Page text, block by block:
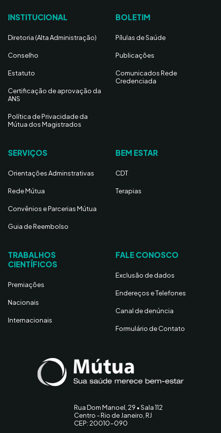
INSTITUCIONAL
Diretoria (Alta Administração)
Conselho
Estatuto
Certificação de aprovação da
ANS
Política de Privacidade da
Mútua dos Magistrados
BOLETIM
Pílulas de Saúde
Publicações
Comunicados Rede
Credenciada
SERVIÇOS
Orientações Adminstrativas
Rede Mútua
Convênios e Parcerias Mútua
Guia de Reembolso
BEM ESTAR
CDT
Terapias
TRABALHOS
CIENTÍFICOS
Premiações
Nacionais
Internacionais
FALE CONOSCO
Exclusão de dados
Endereços e Telefones
Canal de denúncia
Formulário de Contato
Rua Dom Manoel, 29 • Sala 112
Centro - Rio de Janeiro, RJ
CEP: 20010-090